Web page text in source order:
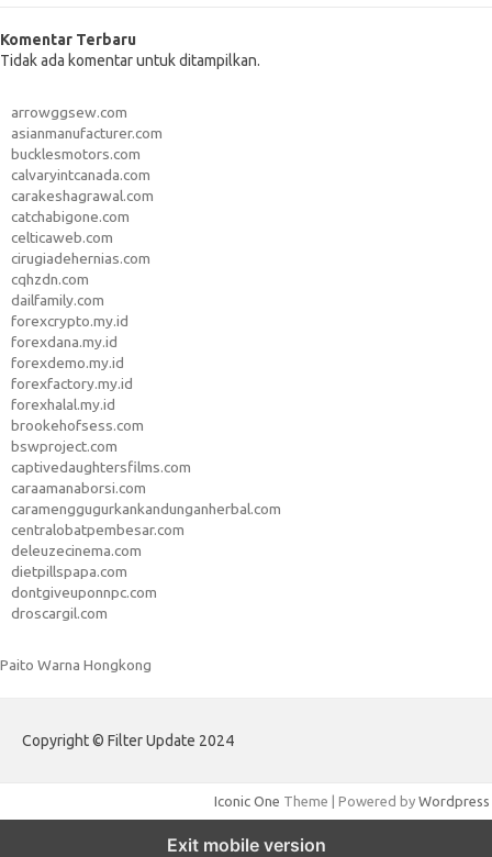
Komentar Terbaru
Tidak ada komentar untuk ditampilkan.
arrowggsew.com
asianmanufacturer.com
bucklesmotors.com
calvaryintcanada.com
carakeshagrawal.com
catchabigone.com
celticaweb.com
cirugiadehernias.com
cqhzdn.com
dailfamily.com
forexcrypto.my.id
forexdana.my.id
forexdemo.my.id
forexfactory.my.id
forexhalal.my.id
brookehofsess.com
bswproject.com
captivedaughtersfilms.com
caraamanaborsi.com
caramenggugurkankandunganherbal.com
centralobatpembesar.com
deleuzecinema.com
dietpillspapa.com
dontgiveuponnpc.com
droscargil.com
Paito Warna Hongkong
Copyright © Filter Update 2024
Iconic One Theme | Powered by Wordpress
Exit mobile version